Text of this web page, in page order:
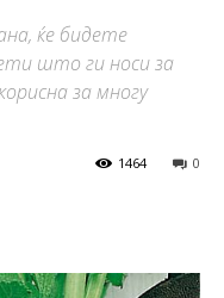
ќе бидете
што ги носи за
за многу
0
1464